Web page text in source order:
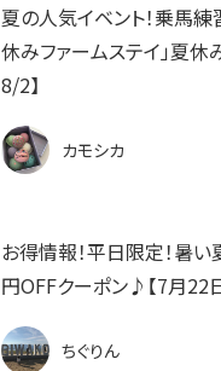
夏の人気イベント！乗馬練
休みファームステイ」夏
8/2】
カモシカ
お得情報！平日限定！暑
円OFFクーポン♪【7月22
ちぐりん